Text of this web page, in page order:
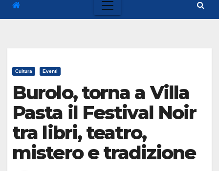
Cultura Eventi
Burolo, torna a Villa
Pasta il Festival Noir
tra libri, teatro,
mistero e tradizione